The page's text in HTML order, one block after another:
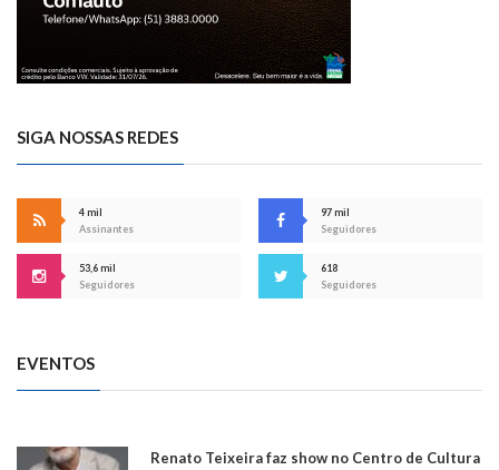
SIGA NOSSAS REDES
4 mil
Assinantes
97 mil
Seguidores
53,6 mil
Seguidores
618
Seguidores
EVENTOS
Renato Teixeira faz show no Centro de Cultura